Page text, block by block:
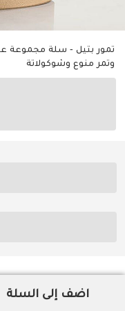
تمور بتيل - سلة مجموعة
وتمر منوع وشوكولاتة
اضف إلى السلة